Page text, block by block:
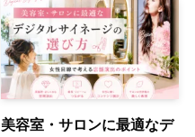
美容室・サロンに最適なデ